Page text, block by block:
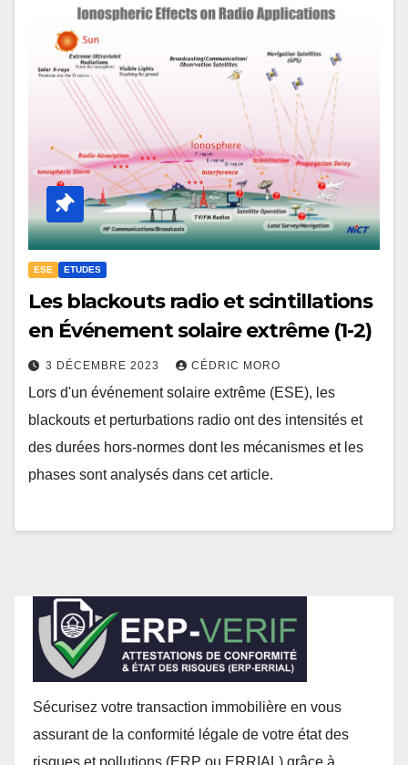
ESE ETUDES
Les blackouts radio et scintillations
en Événement solaire extrême (1-2)
3 DÉCEMBRE 2023 CÉDRIC MORO
Lors d'un événement solaire extrême (ESE), les
blackouts et perturbations radio ont des intensités et
des durées hors-normes dont les mécanismes et les
phases sont analysés dans cet article.
Sécurisez votre transaction immobilière en vous
assurant de la conformité légale de votre état des
risques et pollutions (ERP ou ERRIAL) grâce à